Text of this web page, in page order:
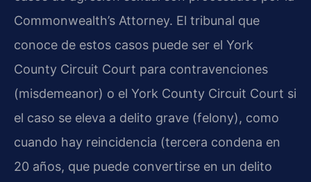
Commonwealth’s Attorney. El tribunal que
conoce de estos casos puede ser el York
County Circuit Court para contravenciones
(misdemeanor) o el York County Circuit Court si
el caso se eleva a delito grave (felony), como
cuando hay reincidencia (tercera condena en
20 años, que puede convertirse en un delito